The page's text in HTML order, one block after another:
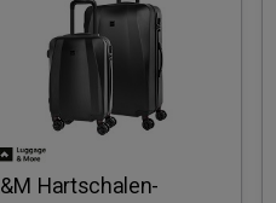
Hartschalen-